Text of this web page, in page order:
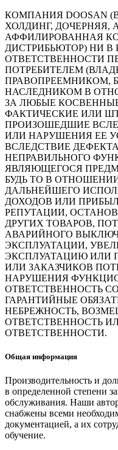
КОМПАНИЯ DOOSAN
ХОЛДИНГ,
АФФИЛИРОВАННАЯ
ДИСТРИБЬЮТОР) НИ
ОТВЕТСТВЕННОСТИ
ПОТРЕБИТЕЛЕМ
ПРАВОПРЕЕМНИКОМ,
НАСЛЕДНИКОМ В
ЗА ЛЮБЫЕ
ФАКТИЧЕСКИЕ ИЛИ
ПРОИЗОШЕДШИЕ
ИЛИ НАРУШЕНИЯ ЕЕ
ВСЛЕДСТВИЕ
НЕПРАВИЛЬНОГО
ЯВЛЯЮЩЕГОСЯ
БУДЬ ТО В
ДАЛЬНЕЙШЕГО
ДОХОДОВ ИЛИ
РЕПУТАЦИИ,
ДРУГИХ ТОВАРОВ,
АВАРИЙНОГО
ЭКСПЛУАТАЦИИ,
ЭКСПЛУАТАЦИЮ ИЛИ
ИЛИ ЗАКАЗЧИКОВ
НАРУШЕНИЯ
ОТВЕТСТВЕННОСТЬ
ГАРАНТИЙНЫЕ
НЕБРЕЖНОСТЬ,
ОТВЕТСТВЕННОСТЬ
ОТВЕТСТВЕННОСТИ.
Общая информация
Производительность и
в определенной степени
обслуживания. Наши
снабжены всеми
документацией, а их
обучение.